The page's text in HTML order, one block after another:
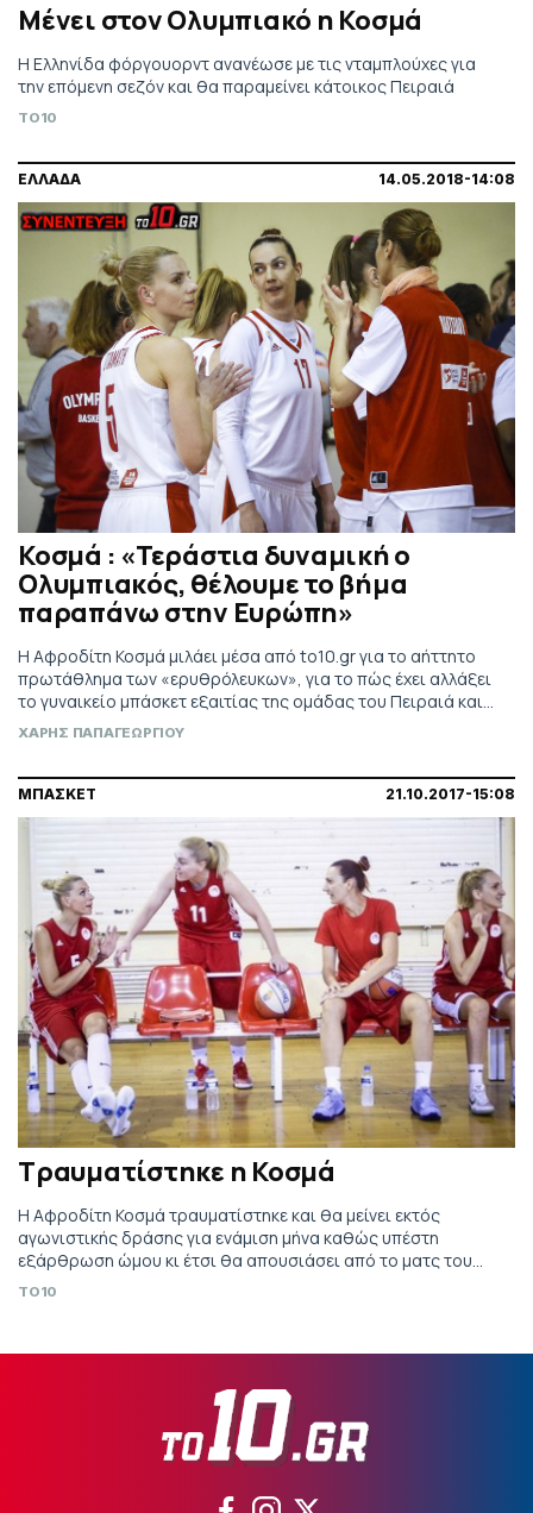
Μένει στον Ολυμπιακό η Κοσμά
Η Ελληνίδα φόργουορντ ανανέωσε με τις νταμπλούχες για
την επόμενη σεζόν και θα παραμείνει κάτοικος Πειραιά
TO10
ΕΛΛΑΔΑ 14.05.2018-14:08
Κοσμά : «Τεράστια δυναμική ο
Ολυμπιακός, θέλουμε το βήμα
παραπάνω στην Ευρώπη»
Η Αφροδίτη Κοσμά μιλάει μέσα από to10.gr για το αήττητο
πρωτάθλημα των «ερυθρόλευκων», για το πώς έχει αλλάξει
το γυναικείο μπάσκετ εξαιτίας της ομάδας του Πειραιά και
για στιγμές που βίωσαν οι νταμπλούχες Ελλάδος μέσα στη
ΧΑΡΗΣ ΠΑΠΑΓΕΩΡΓΙΟΥ
ΜΠΑΣΚΕΤ 21.10.2017-15:08
Τραυματίστηκε η Κοσμά
Η Αφροδίτη Κοσμά τραυματίστηκε και θα μείνει εκτός
αγωνιστικής δράσης για ενάμιση μήνα καθώς υπέστη
εξάρθρωση ώμου κι έτσι θα απουσιάσει από το ματς του
Ολυμπιακού με τη Νίκη Λευκάδας (21/10, 16:00). Η αποστολή
Χαλιβέρα, Κατερίνα Σωτηρίου, Ιβόν Άντερσον, Βικότρια
TO10